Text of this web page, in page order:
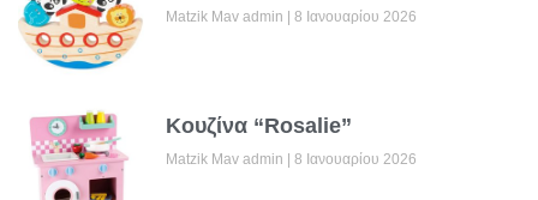
Matzik Mav admin 8 Ιανουαρίου 2026
Κουζίνα “Rosalie”
Matzik Mav admin 8 Ιανουαρίου 2026